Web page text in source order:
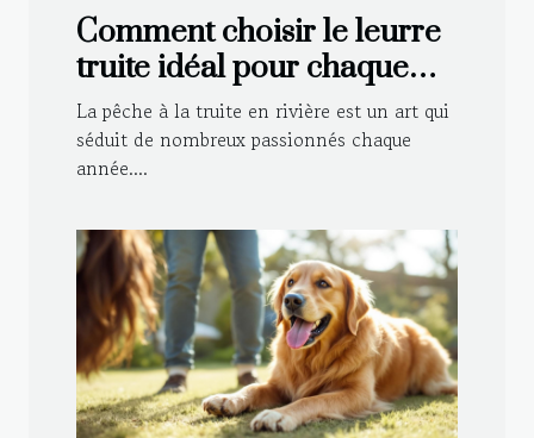
Comment choisir le leurre
truite idéal pour chaque
type de rivière ?
La pêche à la truite en rivière est un art qui
séduit de nombreux passionnés chaque
année....